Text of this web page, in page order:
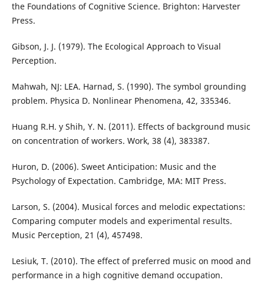
the Foundations of Cognitive Science. Brighton: Harvester
Press.
Gibson, J. J. (1979). The Ecological Approach to Visual
Perception.
Mahwah, NJ: LEA. Harnad, S. (1990). The symbol grounding
problem. Physica D. Nonlinear Phenomena, 42, 335346.
Huang R.H. y Shih, Y. N. (2011). Effects of background music
on concentration of workers. Work, 38 (4), 383387.
Huron, D. (2006). Sweet Anticipation: Music and the
Psychology of Expectation. Cambridge, MA: MIT Press.
Larson, S. (2004). Musical forces and melodic expectations:
Comparing computer models and experimental results.
Music Perception, 21 (4), 457498.
Lesiuk, T. (2010). The effect of preferred music on mood and
performance in a high cognitive demand occupation.